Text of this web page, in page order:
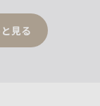
見る